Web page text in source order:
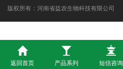
版权所有：河南省益农生物科技有限公司
返回首页 产品系列 短信咨询
免责声明